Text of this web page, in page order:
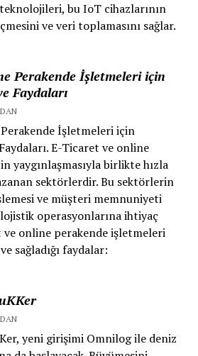
bu IoT cihazlarının
ve veri toplamasını sağlar.
Perakende İşletmeleri için
Faydaları
İşletmeleri için
E-Ticaret ve online
yaygınlaşmasıyla birlikte hızla
sektörlerdir. Bu sektörlerin
ve müşteri memnuniyeti
operasyonlarına ihtiyaç
online perakende işletmeleri
sağladığı faydalar:
yeni girişimi Omnilog ile deniz